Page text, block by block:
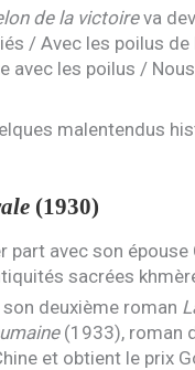
de la victoireva
/ Avec les poilus
les poilus /
malentendus
(1930)
avec son
sacrées
deuxième roman
(1933), roman
et obtient le prix